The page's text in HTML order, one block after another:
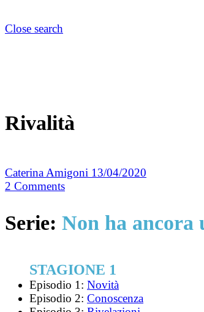
Close search
Rivalità
Caterina Amigoni 13/04/2020
2 Comments
Serie: Non ha ancora
STAGIONE 1
Episodio 1: Novità
Episodio 2: Conoscenza